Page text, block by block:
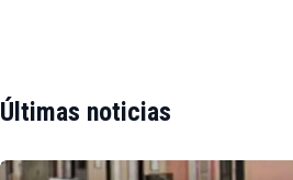
Últimas noticias